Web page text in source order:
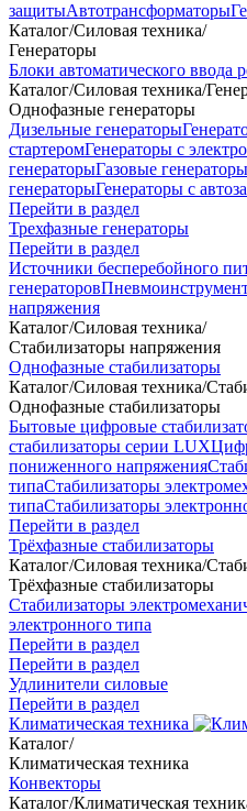
защитыАвтотрансформаторы
Каталог/Силовая техника/
Генераторы
Блоки автоматического ввода
Каталог/Силовая техника/
Однофазные генераторы
Дизельные генераторы
стартеромГенераторы с
генераторыГазовые генераторы
генераторыГенераторы с
Перейти в раздел
Трехфазные генераторы
Перейти в раздел
Источники бесперебойного
генераторов
напряжения
Каталог/Силовая техника/
Стабилизаторы напряжения
Однофазные стабилизаторы
Каталог/Силовая техника/
Однофазные стабилизаторы
Бытовые цифровые
стабилизаторы серии LUX
пониженного напряжения
типаСтабилизаторы
типаСтабилизаторы
Перейти в раздел
Трёхфазные стабилизаторы
Каталог/Силовая техника/
Трёхфазные стабилизаторы
Стабилизаторы
электронного типа
Перейти в раздел
Перейти в раздел
Удлинители силовые
Перейти в раздел
Климатическая техника
Каталог/
Климатическая техника
Конвекторы
Каталог/Климатическая